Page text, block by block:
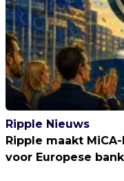
Ripple Nieuws
Ripple maakt
voor Europese